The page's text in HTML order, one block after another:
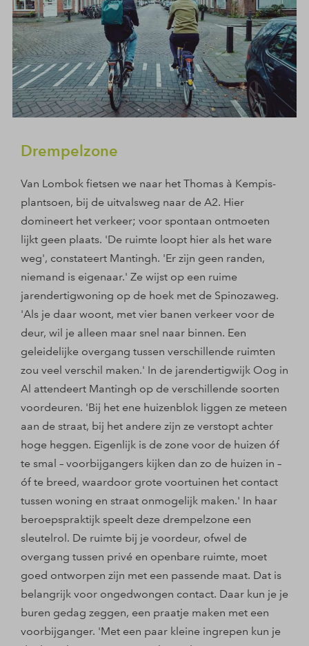
Drempelzone
Van Lombok fietsen we naar het Thomas à Kempis-
plantsoen, bij de uitvalsweg naar de A2. Hier
domineert het verkeer; voor spontaan ontmoeten
lijkt geen plaats. 'De ruimte loopt hier als het ware
weg', constateert Mantingh. 'Er zijn geen randen,
niemand is eigenaar.' Ze wijst op een ruime
jarendertigwoning op de hoek met de Spinozaweg.
'Als je daar woont, met vier banen verkeer voor de
deur, wil je alleen maar snel naar binnen. Een
geleidelijke overgang tussen verschillende ruimten
zou veel verschil maken.' In de jarendertigwijk Oog in
Al attendeert Mantingh op de verschillende soorten
voordeuren. 'Bij het ene huizenblok liggen ze meteen
aan de straat, bij het andere zijn ze verstopt achter
hoge heggen. Eigenlijk is de zone voor de huizen óf
te smal – voorbijgangers kijken dan zo de huizen in –
óf te breed, waardoor grote voortuinen het contact
tussen woning en straat onmogelijk maken.' In haar
beroepspraktijk speelt deze drempelzone een
sleutelrol. De ruimte bij je voordeur, ofwel de
overgang tussen privé en openbare ruimte, moet
goed ontworpen zijn met een passende maat. Dat is
belangrijk voor ongedwongen contact. Daar kun je je
buren gedag zeggen, een praatje maken met een
voorbijganger. 'Met een paar kleine ingrepen kun je